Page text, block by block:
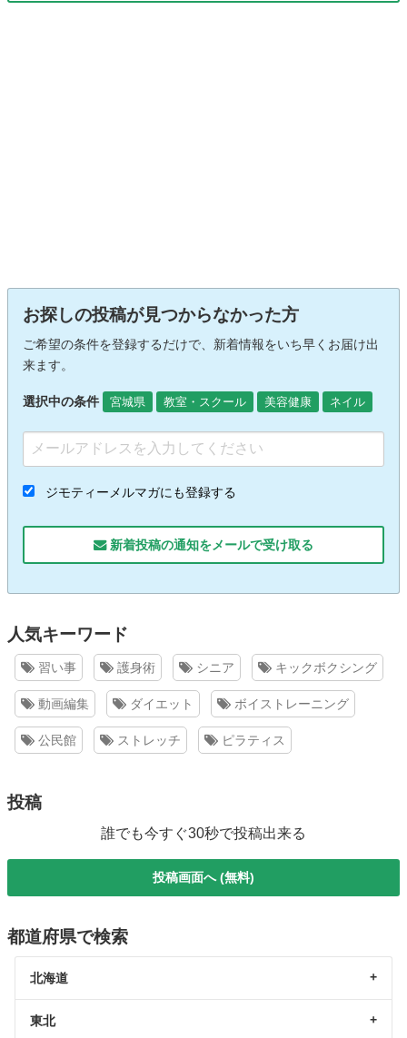
お探しの投稿が見つからなかった方
ご希望の条件を登録するだけで、新着情報をいち早くお届け出
来ます。
選択中の条件 宮城県 教室・スクール 美容健康 ネイル
ジモティーメルマガにも登録する
新着投稿の通知をメールで受け取る
人気キーワード
習い事 護身術 シニア キックボクシング
動画編集 ダイエット ボイストレーニング
公民館 ストレッチ ピラティス
投稿
誰でも今すぐ30秒で投稿出来る
投稿画面へ (無料)
都道府県で検索
北海道
東北